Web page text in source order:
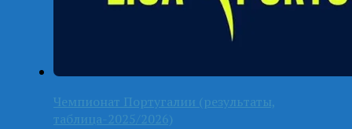
Чемпионат Португалии (результаты,
таблица-2025/2026)